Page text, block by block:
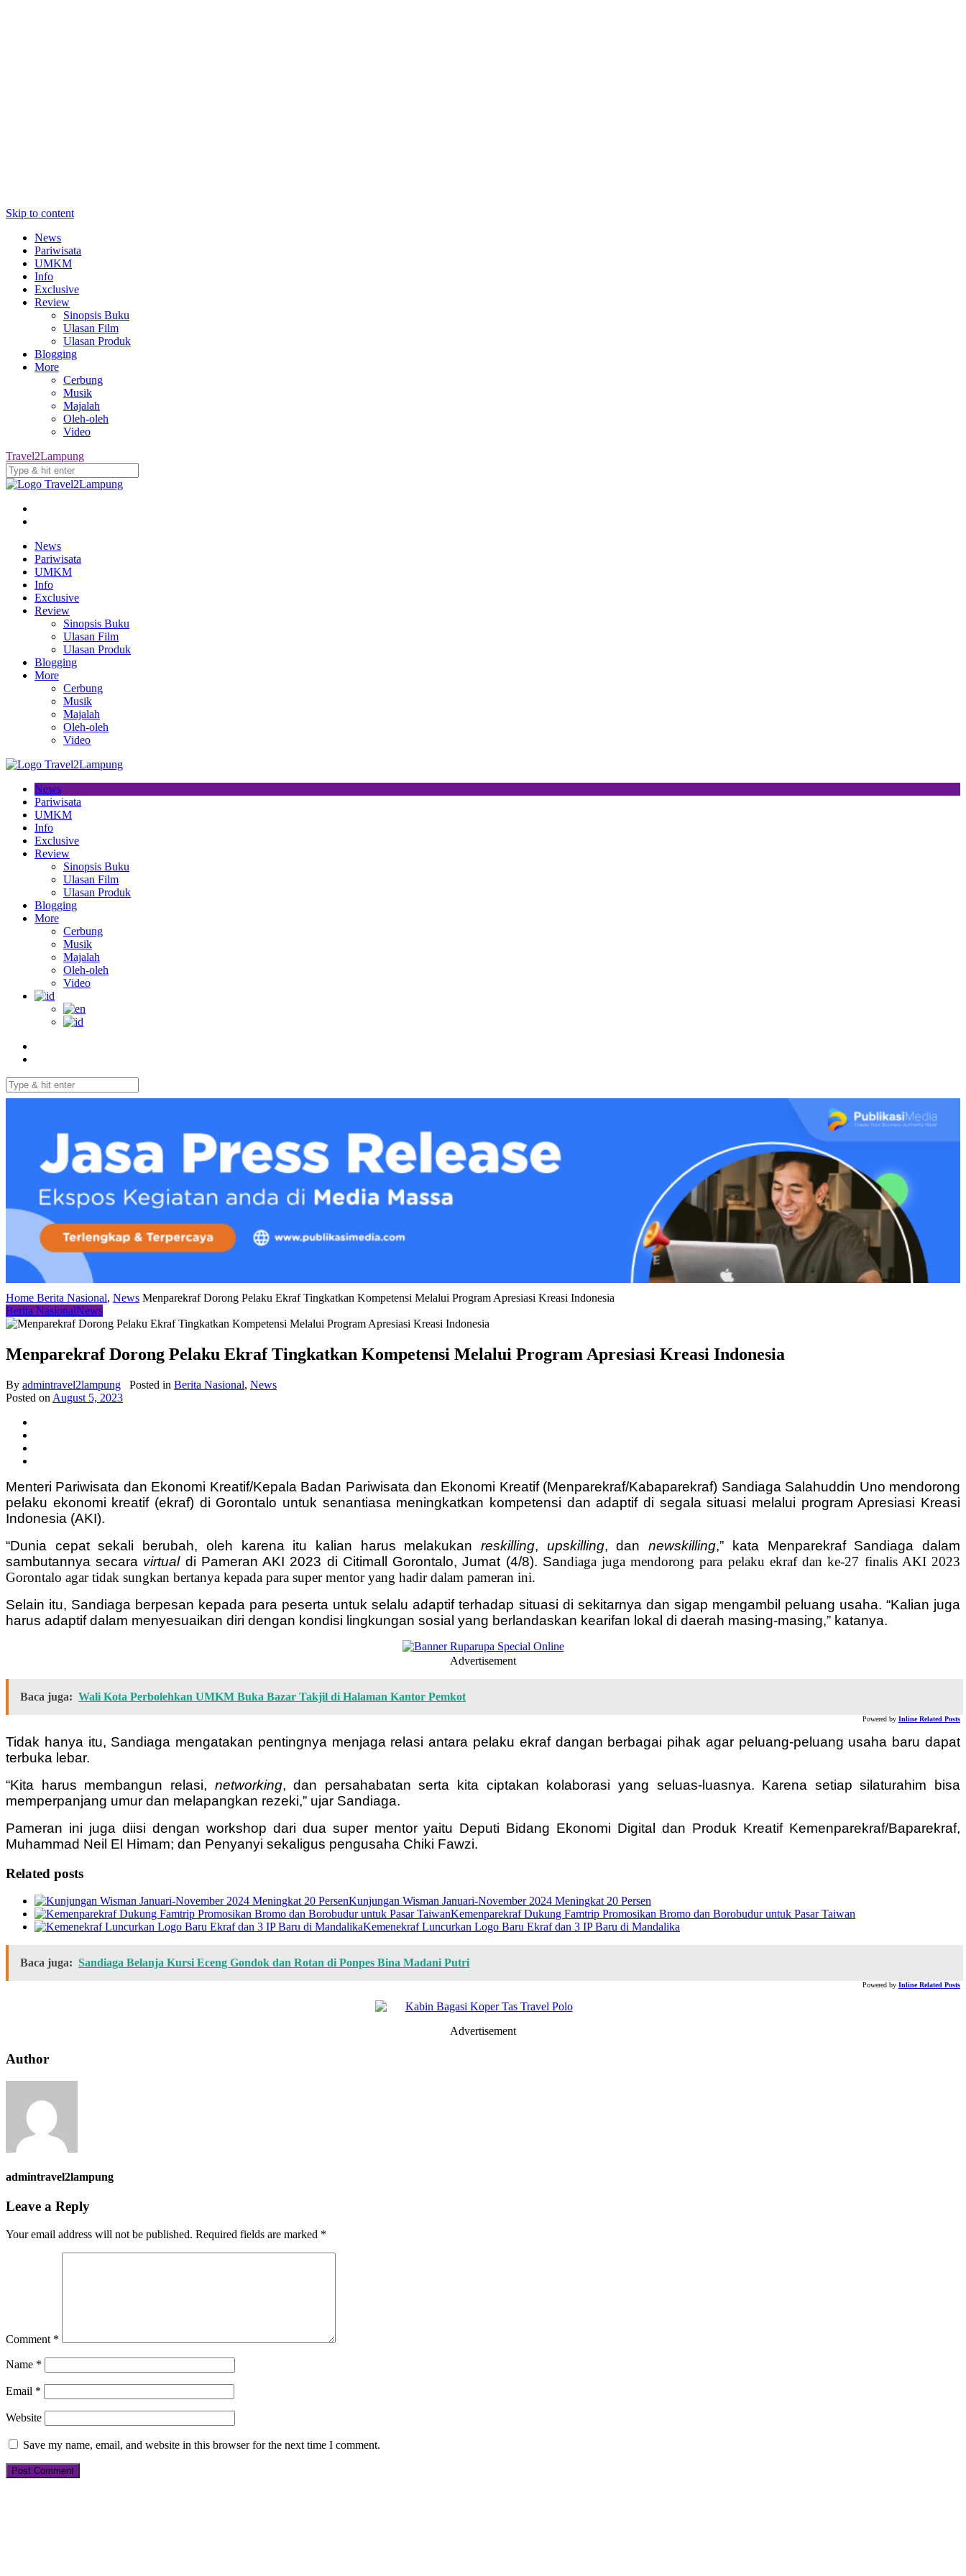
Skip to content
News
Pariwisata
UMKM
Info
Exclusive
Review
Sinopsis Buku
Ulasan Film
Ulasan Produk
Blogging
More
Cerbung
Musik
Majalah
Oleh-oleh
Video
Travel2Lampung
News
Pariwisata
UMKM
Info
Exclusive
Review
Sinopsis Buku
Ulasan Film
Ulasan Produk
Blogging
More
Cerbung
Musik
Majalah
Oleh-oleh
Video
News
Pariwisata
UMKM
Info
Exclusive
Review
Sinopsis Buku
Ulasan Film
Ulasan Produk
Blogging
More
Cerbung
Musik
Majalah
Oleh-oleh
Video
Home Berita Nasional, News Menparekraf Dorong Pelaku Ekraf Tingkatkan Kompetensi Melalui Program Apresiasi Kreasi Indonesia
Berita NasionalNews
Menparekraf Dorong Pelaku Ekraf Tingkatkan Kompetensi Melalui Program Apresiasi Kreasi Indonesia
By admintravel2lampung Posted in Berita Nasional, News
Posted on August 5, 2023
Menteri Pariwisata dan Ekonomi Kreatif/Kepala Badan Pariwisata dan Ekonomi Kreatif (Menparekraf/Kabaparekraf) Sandiaga Salahuddin Uno mendorong
pelaku ekonomi kreatif (ekraf) di Gorontalo untuk senantiasa meningkatkan kompetensi dan adaptif di segala situasi melalui program Apresiasi Kreasi
Indonesia (AKI).
“Dunia cepat sekali berubah, oleh karena itu kalian harus melakukanreskilling, upskilling, dannewskilling,” kata Menparekraf Sandiaga dalam
sambutannya secara virtual di Pameran AKI 2023 di Citimall Gorontalo, Jumat (4/8). Sandiaga juga mendorong para pelaku ekraf dan ke-27 finalis AKI 2023
Gorontalo agar tidak sungkan bertanya kepada para super mentor yang hadir dalam pameran ini.
Selain itu, Sandiaga berpesan kepada para peserta untuk selalu adaptif terhadap situasi di sekitarnya dan sigap mengambil peluang usaha. “Kalian juga
harus adaptif dalam menyesuaikan diri dengan kondisi lingkungan sosial yang berlandaskan kearifan lokal di daerah masing-masing,” katanya.
Advertisement
Baca juga: Wali Kota Perbolehkan UMKM Buka Bazar Takjil di Halaman Kantor Pemkot
Powered by Inline Related Posts
Tidak hanya itu, Sandiaga mengatakan pentingnya menjaga relasi antara pelaku ekraf dangan berbagai pihak agar peluang-peluang usaha baru dapat
terbuka lebar.
“Kita harus membangun relasi, networking, dan persahabatan serta kita ciptakan kolaborasi yang seluas-luasnya. Karena setiap silaturahim bisa
memperpanjang umur dan melapangkan rezeki,” ujar Sandiaga.
Pameran ini juga diisi dengan workshop dari dua super mentor yaitu Deputi Bidang Ekonomi Digital dan Produk Kreatif Kemenparekraf/Baparekraf,
Muhammad Neil El Himam; dan Penyanyi sekaligus pengusaha Chiki Fawzi.
Related posts
Kunjungan Wisman Januari-November 2024 Meningkat 20 Persen
Kemenparekraf Dukung Famtrip Promosikan Bromo dan Borobudur untuk Pasar Taiwan
Kemenekraf Luncurkan Logo Baru Ekraf dan 3 IP Baru di Mandalika
Baca juga: Sandiaga Belanja Kursi Eceng Gondok dan Rotan di Ponpes Bina Madani Putri
Powered by Inline Related Posts
Advertisement
Author
admintravel2lampung
Leave a Reply
Your email address will not be published. Required fields are marked *
Comment *
Name *
Email *
Website
Save my name, email, and website in this browser for the next time I comment.